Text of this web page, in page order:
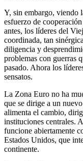
Y, sin embargo, viendo
esfuerzo de
antes, los líderes del
coordinada, tan
diligencia y
problemas con guerras
pasado. Ahora los
sensatos.
La Zona Euro no ha
que se dirige a un
alimenta el cambio,
instituciones centrales.
funcione abiertamente
Estados Unidos, que
continente.